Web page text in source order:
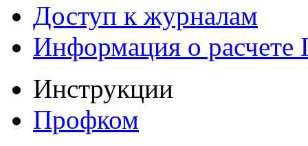
Доступ к журналам
Информация о
Инструкции
Профком